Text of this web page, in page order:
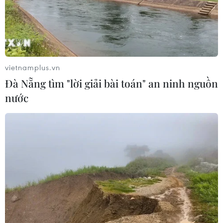
Kinh tế Mỹ bất ngờ mất 23.000 việc
làm trong tháng 7
Tổng thống Mỹ Donald Trump nói
còn quá sớm để bàn về người kế
Meta bồi thường gần 600 triệu USD
vì gây tổn hại sức khỏe tâm thần trẻ
em
07/08/2026 04:28
vietnamplus.vn
Đà Nẵng tìm "lời giải bài toán" an ninh nguồn
nước